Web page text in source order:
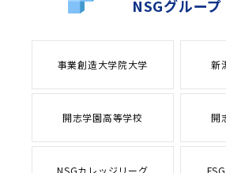
NSGグループ
事業創造大学院大学 新
開志学園高等学校 開
NSGカレッジリーグ